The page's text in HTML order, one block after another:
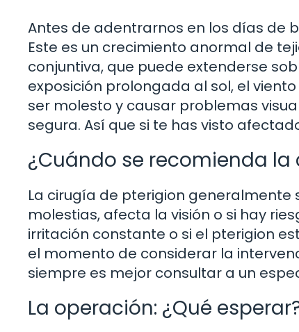
Antes de adentrarnos en los días de
Este es un crecimiento anormal de
conjuntiva, que puede extenderse
exposición prolongada al sol, el
ser molesto y causar problemas
segura. Así que si te has visto
¿Cuándo se recomienda la
La cirugía de pterigion
molestias, afecta la visión o si hay
irritación constante o si el pterigion
el momento de considerar la
siempre es mejor consultar a un
La operación: ¿Qué